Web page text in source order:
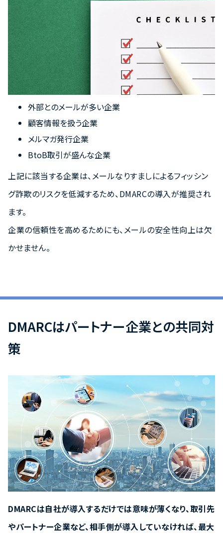
外部とのメールが多い企業
顧客情報を扱う企業
メルマガ発行企業
BtoB取引が盛んな企業
上記に該当する企業は、メールなりすましによるフィッシン
グ詐欺のリスクを低減するため、DMARCの導入が推奨され
ます。
企業の信頼性を高めるためにも、メールの安全性向上は欠
かせません。
DMARCはパートナー企業との共同対
策
DMARCは自社が導入するだけでは意味が薄くなり、取引先
やパートナー企業など、相手側が導入していなければ、最大